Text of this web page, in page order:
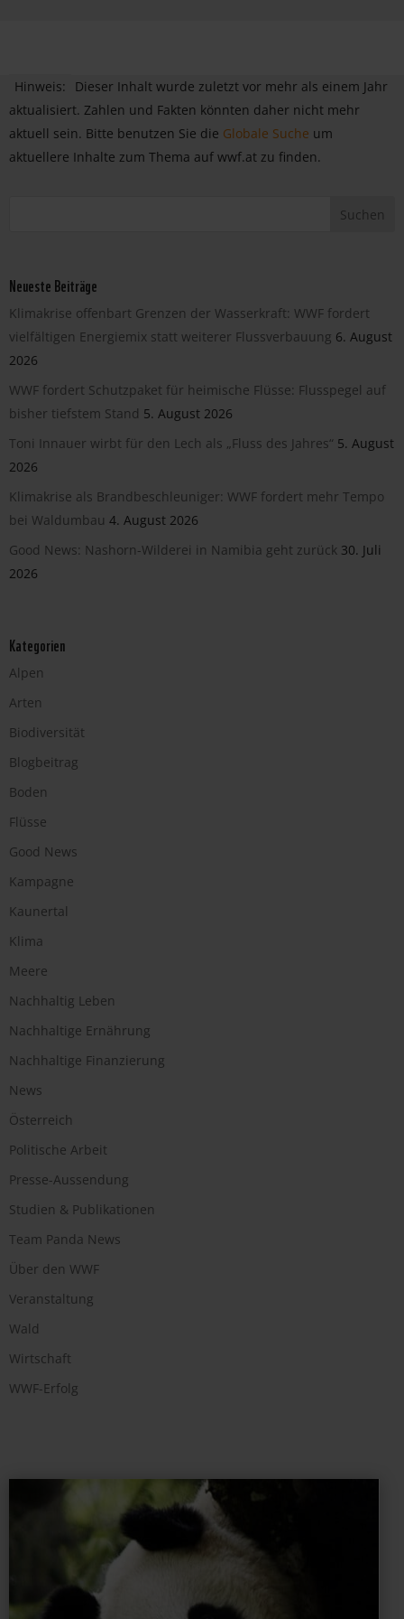
Hinweis:
Dieser Inhalt wurde zuletzt vor mehr als einem Jahr
aktualisiert. Zahlen und Fakten könnten daher nicht mehr
aktuell sein. Bitte benutzen Sie die Globale Suche um
aktuellere Inhalte zum Thema auf wwf.at zu finden.
Neueste Beiträge
Klimakrise offenbart Grenzen der Wasserkraft: WWF fordert
vielfältigen Energiemix statt weiterer Flussverbauung 6. August
2026
WWF fordert Schutzpaket für heimische Flüsse: Flusspegel auf
bisher tiefstem Stand 5. August 2026
Toni Innauer wirbt für den Lech als „Fluss des Jahres“ 5. August
2026
Klimakrise als Brandbeschleuniger: WWF fordert mehr Tempo
bei Waldumbau 4. August 2026
Good News: Nashorn-Wilderei in Namibia geht zurück 30. Juli
2026
Kategorien
Alpen
Arten
Biodiversität
Blogbeitrag
Boden
Flüsse
Good News
Kampagne
Kaunertal
Klima
Meere
Nachhaltig Leben
Nachhaltige Ernährung
Nachhaltige Finanzierung
News
Österreich
Politische Arbeit
Presse-Aussendung
Studien & Publikationen
Team Panda News
Über den WWF
Veranstaltung
Wald
Wirtschaft
WWF-Erfolg